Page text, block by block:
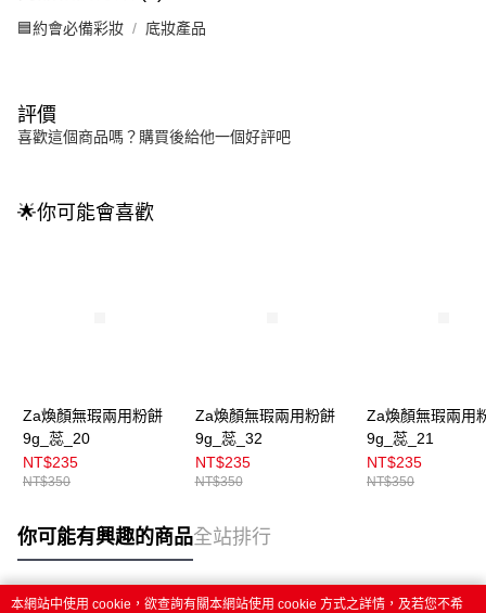
🟦約會必備彩妝 底妝產品
評價
喜歡這個商品嗎？購買後給他一個好評吧
🌟你可能會喜歡
Za煥顏無瑕兩用粉餅
9g_蕊_20
NT$235
NT$350
Za煥顏無瑕兩用粉餅
9g_蕊_32
NT$235
NT$350
Za煥顏無瑕兩用
9g_蕊_21
NT$235
NT$350
你可能有興趣的商品全站排行
本網站中使用 cookie，欲查詢有關本網站使用 cookie 方式之詳情，及若您不希